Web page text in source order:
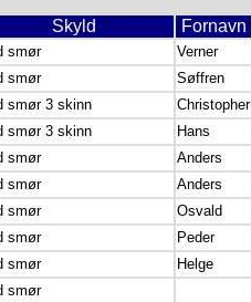
Skyld Fornavn
smør Verner
smør Søffren
smør 3 skinn Christopher
smør 3 skinn Hans
smør Anders
smør Anders
smør Osvald
smør Peder
smør Helge
smør